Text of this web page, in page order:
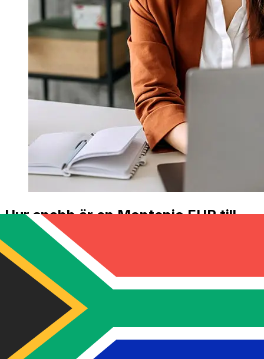
Hur snabb är en Montepio EUR till
ZAR överföring?
Leveranstider för internationella överföringar med
Montepio från Euro medlemsländer till Sydafrika
varierar beroende på betalningsmetod och
transaktionstid. Vanligtvis tar internationella
banköverföringar 1 till 5 arbetsdagar. Faktorer som
helgdagar och säkerhetskontroller kan också påverka
leveransen. Kontrollera Caixa Economica Montepio
Geral, Caixa Economica Bancaria, S.A: s bryttider för att
undvika förseningar.